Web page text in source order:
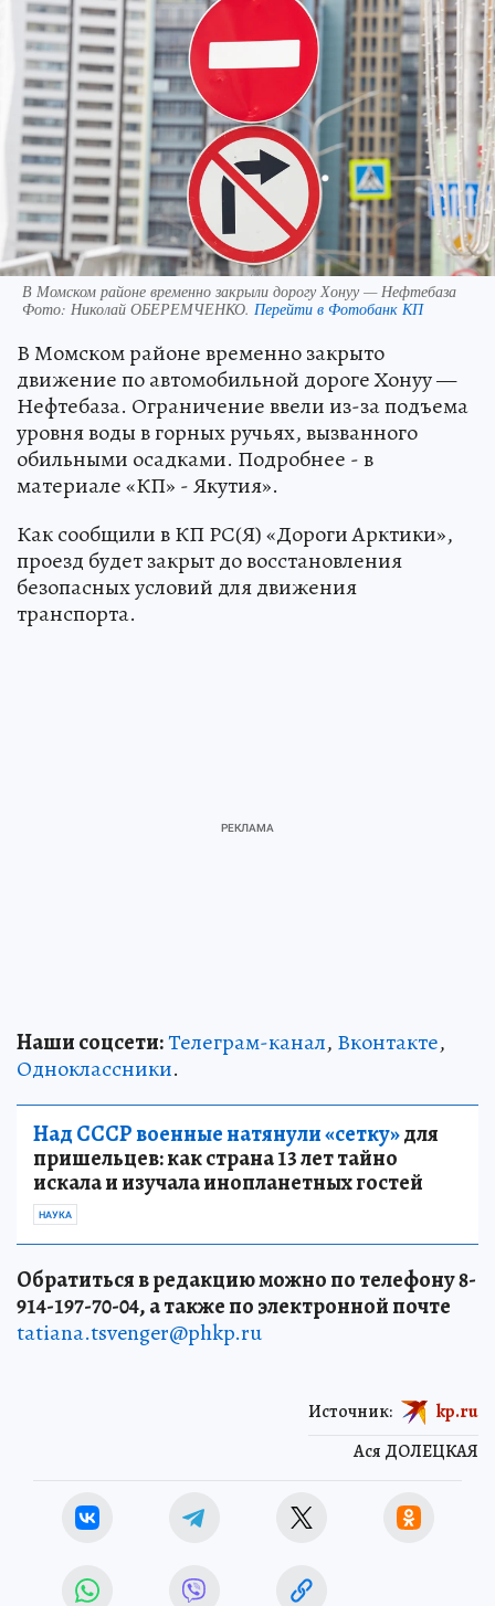
В Момском районе временно закрыли дорогу Хонуу — Нефтебаза
Фото: Николай ОБЕРЕМЧЕНКО. Перейти в Фотобанк КП
В Момском районе временно закрыто
движение по автомобильной дороге Хонуу —
Нефтебаза. Ограничение ввели из-за подъема
уровня воды в горных ручьях, вызванного
обильными осадками. Подробнее - в
материале «КП» - Якутия».
Как сообщили в КП РС(Я) «Дороги Арктики»,
проезд будет закрыт до восстановления
безопасных условий для движения
транспорта.
Наши соцсети:Телеграм-канал, Вконтакте,
Одноклассники.
Над СССР военные натянули «сетку»для
пришельцев: как страна 13 лет тайно
искала и изучала инопланетных гостей
НАУКА
Обратиться в редакцию можно по телефону 8-
914-197-70-04, а также по электронной почте
tatiana.tsvenger@phkp.ru
Ася ДОЛЕЦКАЯ
Источник: kp.ru